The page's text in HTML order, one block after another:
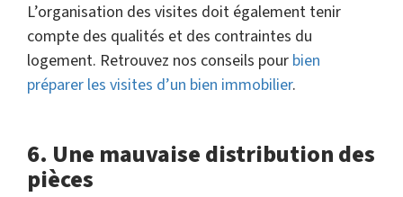
L’organisation des visites doit également tenir
compte des qualités et des contraintes du
logement. Retrouvez nos conseils pour bien
préparer les visites d’un bien immobilier.
6. Une mauvaise distribution des
pièces